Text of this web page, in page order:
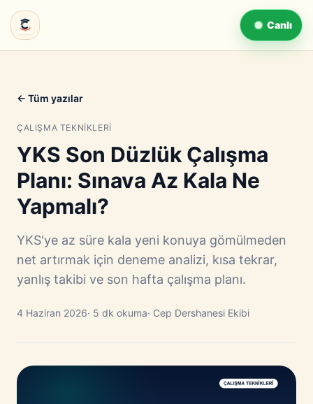
Canlı
← Tüm yazılar
ÇALIŞMA TEKNIKLERI
YKS Son Düzlük Çalışma
Planı: Sınava Az Kala Ne
Yapmalı?
YKS'ye az süre kala yeni konuya gömülmeden
net artırmak için deneme analizi, kısa tekrar,
yanlış takibi ve son hafta çalışma planı.
4 Haziran 2026· 5 dk okuma· Cep Dershanesi Ekibi